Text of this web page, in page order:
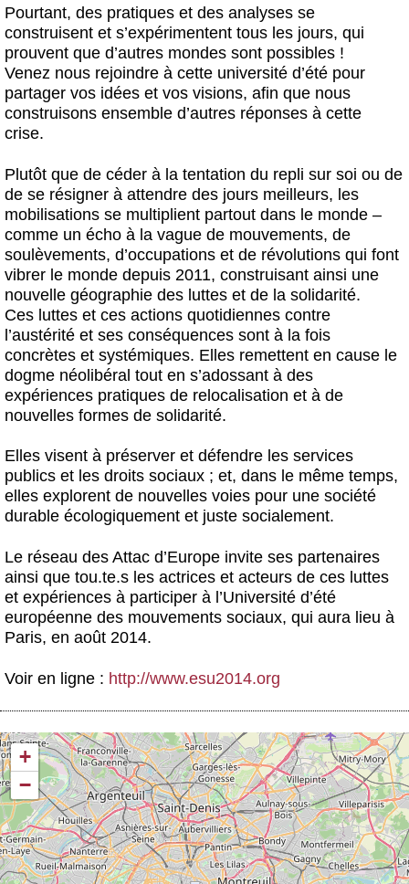
Pourtant, des pratiques et des analyses se
construisent et s’expérimentent tous les jours, qui
prouvent que d’autres mondes sont possibles !
Venez nous rejoindre à cette université d’été pour
partager vos idées et vos visions, afin que nous
construisons ensemble d’autres réponses à cette
crise.
Plutôt que de céder à la tentation du repli sur soi ou de
de se résigner à attendre des jours meilleurs, les
mobilisations se multiplient partout dans le monde –
comme un écho à la vague de mouvements, de
soulèvements, d’occupations et de révolutions qui font
vibrer le monde depuis 2011, construisant ainsi une
nouvelle géographie des luttes et de la solidarité.
Ces luttes et ces actions quotidiennes contre
l’austérité et ses conséquences sont à la fois
concrètes et systémiques. Elles remettent en cause le
dogme néolibéral tout en s’adossant à des
expériences pratiques de relocalisation et à de
nouvelles formes de solidarité.
Elles visent à préserver et défendre les services
publics et les droits sociaux ; et, dans le même temps,
elles explorent de nouvelles voies pour une société
durable écologiquement et juste socialement.
Le réseau des Attac d’Europe invite ses partenaires
ainsi que tou.te.s les actrices et acteurs de ces luttes
et expériences à participer à l’Université d’été
européenne des mouvements sociaux, qui aura lieu à
Paris, en août 2014.
Voir en ligne : http://www.esu2014.org
+
−